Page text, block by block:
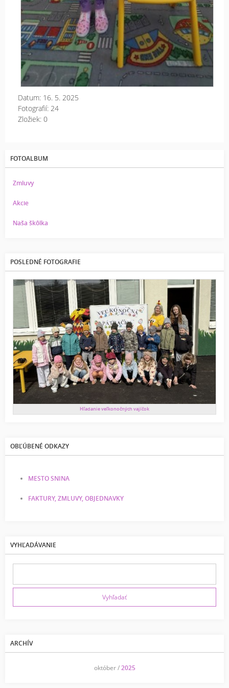
Datum: 16. 5. 2025
Fotografií: 24
Zložiek: 0
FOTOALBUM
Zmluvy
Akcie
Naša škôlka
POSLEDNÉ FOTOGRAFIE
Hľadanie veľkonočných vajíčok
OBĽÚBENÉ ODKAZY
MESTO SNINA
FAKTURY, ZMLUVY, OBJEDNAVKY
VYHĽADÁVANIE
ARCHÍV
október /2025